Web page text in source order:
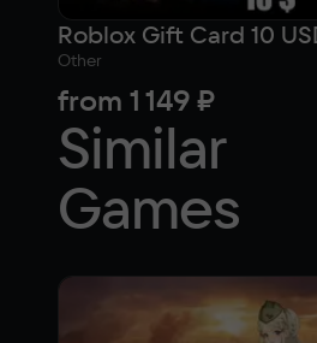
Roblox Gift Card 10
Other
from 1 149 ₽
Similar
Games